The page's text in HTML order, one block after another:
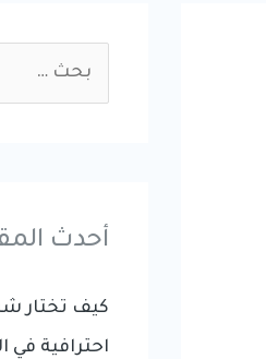
e
f
o
أحدث
كيف تختار